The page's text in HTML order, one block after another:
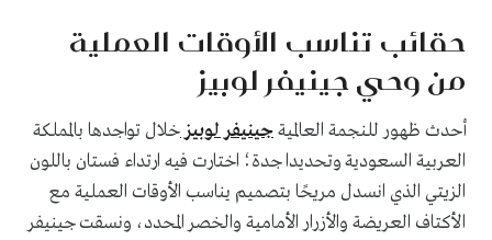
حقائب تناسب الأوقات العملية
من وحي جينيفر لوبيز
أحدث ظهور للنجمة العالميةجينيفر لوبيز خلال تواجدها بالمملكة
العربية السعودية وتحديدا جدة؛ اختارت فيه ارتداء فستان باللون
الزيتي الذي انسدل مريحًا بتصميم يناسب الأوقات العملية مع
الأكتاف العريضة والأزرار الأمامية والخصر المحدد، ونسقت جينيفر